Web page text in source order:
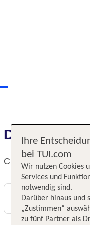
Das erwartet
City Partner
Digitaler und
Ihre
bei TUI.com
Wir nutzen Cookies
Services und
notwendig sind.
Darüber hinaus und
„Zustimmen“
zu fünf Partner als